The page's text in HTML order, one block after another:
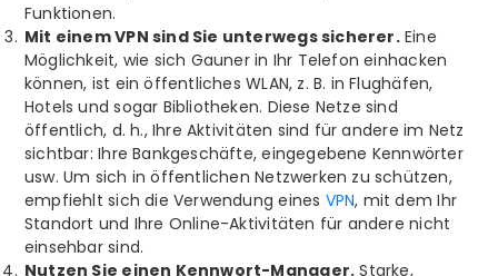
Funktionen.
Mit einem VPN sind Sie unterwegs sicherer.Eine
Möglichkeit, wie sich Gauner in Ihr Telefon einhacken
können, ist ein öffentliches WLAN, z. B. in Flughäfen,
Hotels und sogar Bibliotheken. Diese Netze sind
öffentlich, d. h., Ihre Aktivitäten sind für andere im Netz
sichtbar: Ihre Bankgeschäfte, eingegebene Kennwörter
usw. Um sich in öffentlichen Netzwerken zu schützen,
empfiehlt sich die Verwendung eines VPN, mit dem Ihr
Standort und Ihre Online-Aktivitäten für andere nicht
einsehbar sind.
Nutzen Sie einen Kennwort-Manager. Starke,